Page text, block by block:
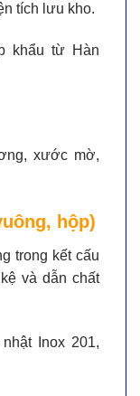
tích lưu kho.
khẩu từ Hàn
xước mờ,
hộp)
trong kết cấu
và dẫn chất
Inox 201,